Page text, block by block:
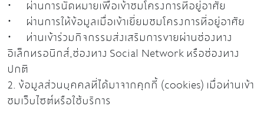
· ผ่านการนัดหมายเพื่อเข้าชมโครงการที่อยู่อาศัย
· ผ่านการให้ข้อมูลเมื่อเข้าเยี่ยมชมโครงการที่อยู่อาศัย
· ท่านเข้าร่วมกิจกรรมส่งเสริมการขายผ่านช่องทาง
อิเล็กทรอนิกส์,ช่องทาง Social Network หรือช่องทาง
ปกติ
2. ข้อมูลส่วนบุคคลที่ได้มาจากคุกกี้ (cookies) เมื่อท่านเข้า
ชมเว็บไซต์หรือใช้บริการ